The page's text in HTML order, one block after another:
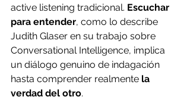
active listening tradicional. Escuchar
para entender, como lo describe
Judith Glaser en su trabajo sobre
Conversational Intelligence, implica
un diálogo genuino de indagación
hasta comprender realmente la
verdad del otro.